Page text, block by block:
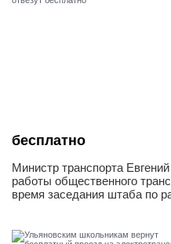
бесплатно
Министр транспорта
работы общественного
время заседания штаба по